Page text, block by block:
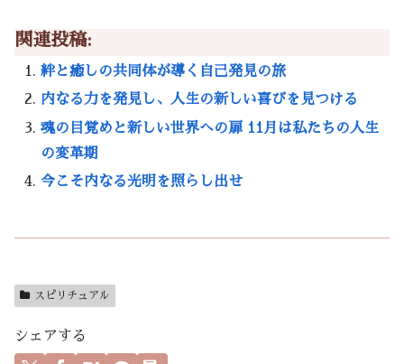
関連投稿:
絆と癒しの共同体が導く自己発見の旅
内なる力を発見し、人生の新しい喜びを見つける
魂の目覚めと新しい世界への扉 11月は私たちの人生
の変革期
今こそ内なる光明を照らし出せ
スピリチュアル
シェアする